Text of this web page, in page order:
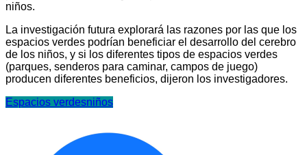
niños.
La investigación futura explorará las razones por las que los
espacios verdes podrían beneficiar el desarrollo del cerebro
de los niños, y si los diferentes tipos de espacios verdes
(parques, senderos para caminar, campos de juego)
producen diferentes beneficios, dijeron los investigadores.
Espacios verdesniños